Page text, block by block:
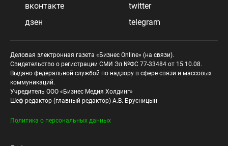
вконтакте
twitter
дзен
telegram
Деловая электронная газета «Бизнес Online» (на связи).
Свидетельство о регистрации СМИ Эл №ФС 77-33484 от 15.10.08.
Выдано федеральной службой по надзору в сфере связи и массовых
коммуникаций.
Учредитель ООО «Бизнес Медия Холдинг»
Шеф-редактор (главный редактор) А.В. Брусницын
Политика о персональных данных